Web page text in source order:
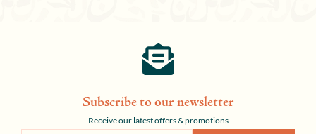
Subscribe to our newsletter
Receive our latest offers & promotions